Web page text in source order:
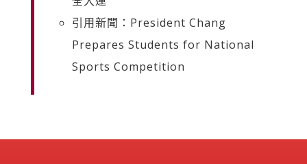
引用新聞：President Chang
Prepares Students for National
Sports Competition